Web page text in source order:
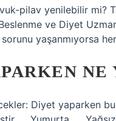
pilav yenilebilir mi?
ve Diyet
yaşanmıyorsa
Diyet yaparken